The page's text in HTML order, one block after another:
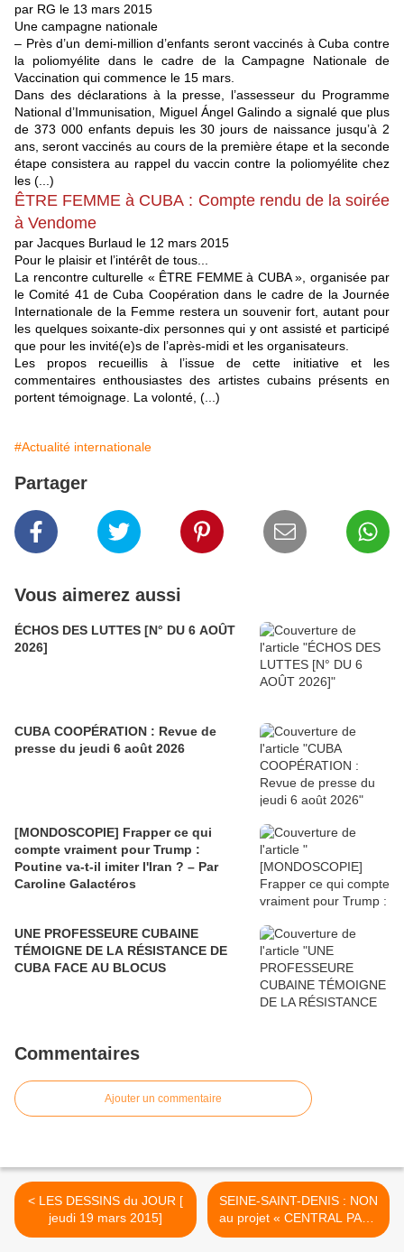
par RG le 13 mars 2015
Une campagne nationale
– Près d’un demi-million d’enfants seront vaccinés à Cuba contre
la poliomyélite dans le cadre de la Campagne Nationale de
Vaccination qui commence le 15 mars.
Dans des déclarations à la presse, l’assesseur du Programme
National d’Immunisation, Miguel Ángel Galindo a signalé que plus
de 373 000 enfants depuis les 30 jours de naissance jusqu’à 2
ans, seront vaccinés au cours de la première étape et la seconde
étape consistera au rappel du vaccin contre la poliomyélite chez
les (...)
ÊTRE FEMME à CUBA : Compte rendu de la soirée
à Vendome
par Jacques Burlaud le 12 mars 2015
Pour le plaisir et l’intérêt de tous...
La rencontre culturelle « ÊTRE FEMME à CUBA », organisée par
le Comité 41 de Cuba Coopération dans le cadre de la Journée
Internationale de la Femme restera un souvenir fort, autant pour
les quelques soixante-dix personnes qui y ont assisté et participé
que pour les invité(e)s de l’après-midi et les organisateurs.
Les propos recueillis à l’issue de cette initiative et les
commentaires enthousiastes des artistes cubains présents en
portent témoignage. La volonté, (...)
#Actualité internationale
Partager
Vous aimerez aussi
ÉCHOS DES LUTTES [N° DU 6 AOÛT
2026]
CUBA COOPÉRATION : Revue de
presse du jeudi 6 août 2026
[MONDOSCOPIE] Frapper ce qui
compte vraiment pour Trump :
Poutine va-t-il imiter l'Iran ? – Par
Caroline Galactéros
UNE PROFESSEURE CUBAINE
TÉMOIGNE DE LA RÉSISTANCE DE
CUBA FACE AU BLOCUS
Commentaires
Ajouter un commentaire
< LES DESSINS du JOUR [
jeudi 19 mars 2015]
SEINE-SAINT-DENIS : NON
au projet « CENTRAL PARK
» ! >